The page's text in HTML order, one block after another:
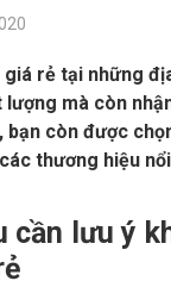
giá rẻ tại những
lượng mà còn
còn được
thương hiệu
cần lưu ý